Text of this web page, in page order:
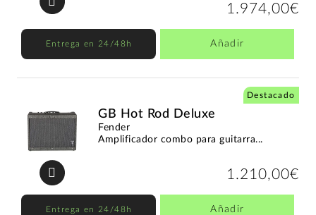
1.974,00€
Entrega en 24/48h Añadir
GB Hot Rod Deluxe
Fender
Amplificador combo para guitarra...
1.210,00€
Entrega en 24/48h Añadir
Destacado